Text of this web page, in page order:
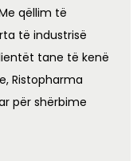
qëllim të
të industrisë
tane të kenë
Ristopharma
për shërbime